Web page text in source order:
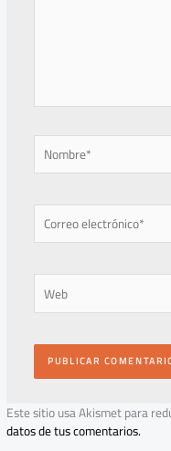
Nombre*
Correo
electrónico*
Web
Este sitio usa Akismet para
datos de tus comentarios.